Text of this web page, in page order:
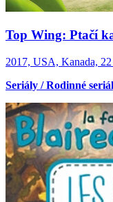
Top Wing: Ptačí
2017, USA, Kanada,
Seriály / Rodinné